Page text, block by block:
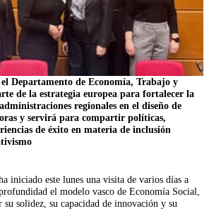
Departamento de Economía, Trabajo y
de la estrategia europea para fortalecer la
regionales en el diseño de
y servirá para compartir políticas,
de éxito en materia de inclusión
iniciado este lunes una visita de varios días a
el modelo vasco de Economía Social,
solidez, su capacidad de innovación y su